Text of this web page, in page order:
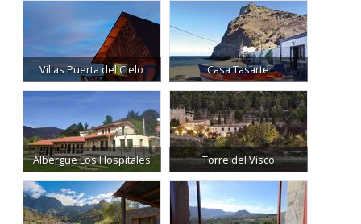
Villas Puerta del Cielo Casa Tasarte
Albergue Los Hospitales Torre del Visco